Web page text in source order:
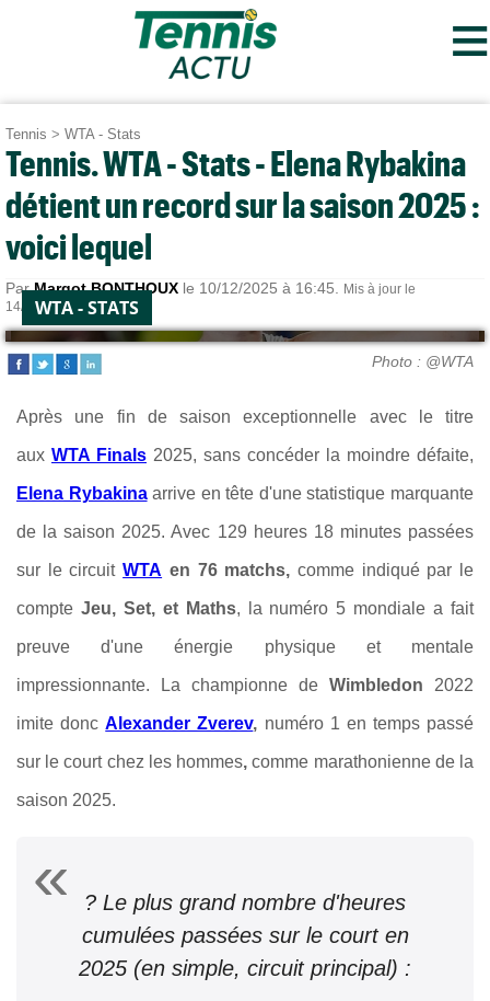
≡
Tennis > WTA - Stats
Tennis. WTA - Stats - Elena Rybakina
détient un record sur la saison 2025 :
voici lequel
ParMargot BONTHOUX le 10/12/2025 à 16:45.
Mis à jour le
14/12/2025 à 12:02.
WTA - STATS
Photo : @WTA
Après une fin de saison exceptionnelle avec le titre
aux WTA Finals 2025, sans concéder la moindre défaite,
Elena Rybakinaarrive en tête d'une statistique marquante
de la saison 2025. Avec 129 heures 18 minutes passées
sur le circuitWTA en 76 matchs, comme indiqué par le
compte Jeu, Set, et Maths, la numéro 5 mondiale a fait
preuve d'une énergie physique et mentale
impressionnante. La championne de Wimbledon 2022
imite doncAlexander Zverev, numéro 1 en temps passé
sur le court chez les hommes, comme marathonienne de la
saison 2025.
? Le plus grand nombre d'heures
cumulées passées sur le court en
2025 (en simple, circuit principal) :